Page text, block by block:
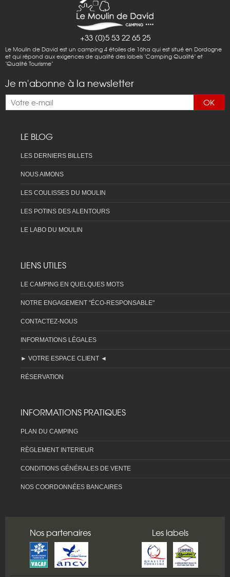
+33 (0)5 53 22 65 25
Le Moulin de David est un camping 4 étoiles de 16ha qui est situé en Dordogne
et qui répond aux exigences de qualité des labels "Camping Qualité" et
"Qualité Tourisme"
Je m'abonne à la newsletter
OK
LE BLOG
LES DERNIERS BILLETS
NOUS AIMONS
LES COULISSES DU MOULIN
LES POTINS DES ALENTOURS
LE LABO DU MOULIN
LIENS UTILES
LE CAMPING EN QUELQUES MOTS
NOTRE ENGAGEMENT "ÉCO-RESPONSABLE"
CONTACTEZ-NOUS
INFORMATIONS LÉGALES
► VOTRE ESPACE CLIENT ◄
RÉSERVATION
INFORMATIONS PRATIQUES
PLAN DU CAMPING
RÈGLEMENT INTERIEUR
CONDITIONS GÉNÉRALES DE VENTE
NOS COORDONNÉES BANCAIRES
Nos partenaires Les labels